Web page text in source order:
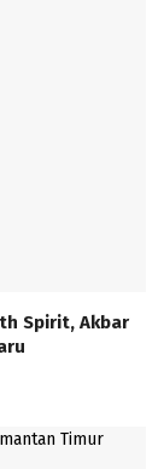
Spirit, Akbar